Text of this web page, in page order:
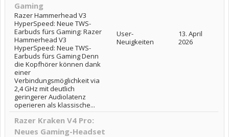
Gaming
Razer Hammerhead V3
HyperSpeed: Neue TWS-
Earbuds fürs Gaming: Razer
Hammerhead V3
HyperSpeed: Neue TWS-
Earbuds fürs Gaming Denn
die Kopfhörer können dank
einer
Verbindungsmöglichkeit via
2,4 GHz mit deutlich
geringerer Audiolatenz
operieren als klassische...
User-
Neuigkeiten
13. April
2026
Razer Kraken V4 Pro:
Neues Gaming-Headset